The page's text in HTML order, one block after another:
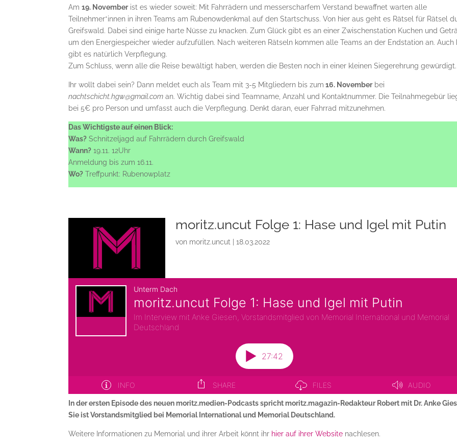
Am19. Novemberist es wieder soweit: Mit Fahrrädern und messerscharfem Verstand bewaffnet warten alle
Teilnehmer*innen in ihren Teams am Rubenowdenkmal auf den Startschuss. Von hier aus geht es Rätsel für Rätsel
Greifswald. Dabei sind einige harte Nüsse zu knacken. Zum Glück gibt es an einer Zwischenstation Kuchen und
um den Energiespeicher wieder aufzufüllen. Nach weiteren Rätseln kommen alle Teams an der Endstation an. Auch
gibt es natürlich Verpflegung.
Zum Schluss, wenn alle die Reise bewältigt haben, werden die Besten noch in einer kleinen Siegerehrung gewürdigt.
Ihr wollt dabei sein? Dann meldet euch als Team mit 3-5 Mitgliedern bis zum 16. Novemberbei
nachtschicht.hgw@gmail.com an. Wichtig dabei sind Teamname, Anzahl und Kontaktnummer. Die Teilnahmegebür
bei 5€ pro Person und umfasst auch die Verpflegung. Denkt daran, euer Fahrrad mitzunehmen.
Das Wichtigste auf einen Blick:
Was? Schnitzeljagd auf Fahrrädern durch Greifswald
Wann? 19.11. 12Uhr
Anmeldung bis zum 16.11.
Wo? Treffpunkt: Rubenowplatz
moritz.uncut Folge 1: Hase und Igel mit Putin
von moritz.uncut |18.03.2022
In der ersten Episode des neuen moritz.medien-Podcasts spricht moritz.magazin-Redakteur Robert mit Dr. Anke
Sie ist Vorstandsmitglied bei Memorial International und Memorial Deutschland.
Weitere Informationen zu Memorial und ihrer Arbeit könnt ihr hier auf ihrer Website nachlesen.